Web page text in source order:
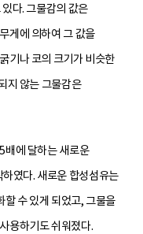
다. 그물감의 값은
게에 의하여 그 값을
기나 코의 크기가 비슷한
지 않는 그물감은
배에 달하는 새로운
였다. 새로운 합성섬유는
할 수 있게 되었고, 그물을
용하기도 쉬워졌다.